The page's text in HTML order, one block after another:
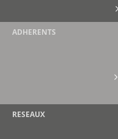
ADHERENTS
RESEAUX